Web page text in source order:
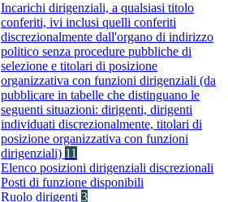
Incarichi dirigenziali, a qualsiasi titolo
conferiti, ivi inclusi quelli conferiti
discrezionalmente dall'organo di indirizzo
politico senza procedure pubbliche di
selezione e titolari di posizione
organizzativa con funzioni dirigenziali (da
pubblicare in tabelle che distinguano le
seguenti situazioni: dirigenti, dirigenti
individuati discrezionalmente, titolari di
posizione organizzativa con funzioni
dirigenziali) 11
Elenco posizioni dirigenziali discrezionali
Posti di funzione disponibili
Ruolo dirigenti 3